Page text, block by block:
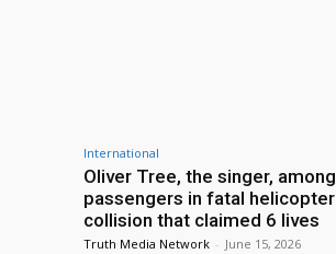
International
Oliver Tree, the singer, among
passengers in fatal helicopter
collision that claimed 6 lives
Truth Media Network - June 15, 2026